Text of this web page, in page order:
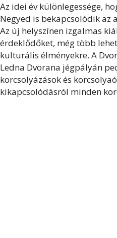
Az idei év különlegessége,
Negyed is bekapcsolódik
Az új helyszínen izgalmas
érdeklődőket, még több
kulturális élményekre. A
Ledna Dvorana jégpályán
korcsolyázások és
kikapcsolódásról minden